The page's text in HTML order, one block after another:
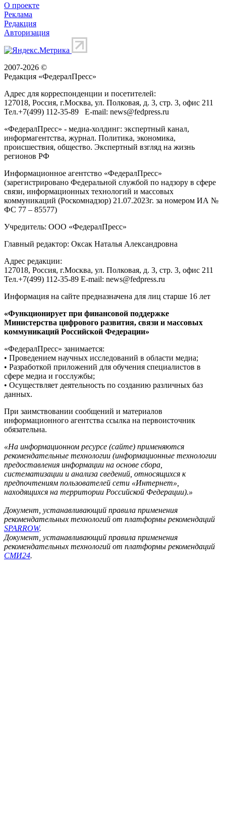
О проекте
Реклама
Редакция
Авторизация
2007-2026 ©
Редакция «ФедералПресс»
Адрес для корреспонденции и посетителей:
127018, Россия, г.Москва, ул. Полковая, д. 3, стр. 3, офис 211
Тел.+7(499) 112-35-89 E-mail: news@fedpress.ru
«ФедералПресс» - медиа-холдинг: экспертный канал,
информагентства, журнал. Политика, экономика,
происшествия, общество. Экспертный взгляд на жизнь
регионов РФ
Информационное агентство «ФедералПресс»
(зарегистрировано Федеральной службой по надзору в сфере
связи, информационных технологий и массовых
коммуникаций (Роскомнадзор) 21.07.2023г. за номером ИА №
ФС 77 – 85577)
Учредитель: ООО «ФедералПресс»
Главный редактор: Оксак Наталья Александровна
Адрес редакции:
127018, Россия, г.Москва, ул. Полковая, д. 3, стр. 3, офис 211
Тел.+7(499) 112-35-89 E-mail: news@fedpress.ru
Информация на сайте предназначена для лиц старше 16 лет
«Функционирует при финансовой поддержке
Министерства цифрового развития, связи и массовых
коммуникаций Российской Федерации»
«ФедералПресс» занимается:
• Проведением научных исследований в области медиа;
• Разработкой приложений для обучения специалистов в
сфере медиа и госслужбы;
• Осуществляет деятельность по созданию различных баз
данных.
При заимствовании сообщений и материалов
информационного агентства ссылка на первоисточник
обязательна.
«На информационном ресурсе (сайте) применяются
рекомендательные технологии (информационные технологии
предоставления информации на основе сбора,
систематизации и анализа сведений, относящихся к
предпочтениям пользователей сети «Интернет»,
находящихся на территории Российской Федерации).»
Документ, устанавливающий правила применения
рекомендательных технологий от платформы рекомендаций
SPARROW.
Документ, устанавливающий правила применения
рекомендательных технологий от платформы рекомендаций
СМИ24.